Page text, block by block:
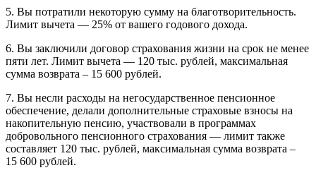
5. Вы потратили некоторую сумму на благотворительность.
Лимит вычета — 25% от вашего годового дохода.
6. Вы заключили договор страхования жизни на срок не менее
пяти лет. Лимит вычета — 120 тыс. рублей, максимальная
сумма возврата – 15 600 рублей.
7. Вы несли расходы на негосударственное пенсионное
обеспечение, делали дополнительные страховые взносы на
накопительную пенсию, участвовали в программах
добровольного пенсионного страхования — лимит также
составляет 120 тыс. рублей, максимальная сумма возврата –
15 600 рублей.